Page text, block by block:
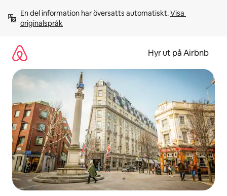
innehåll
En del information har översatts automatiskt. Visa
originalspråk
Hyr ut på Airbnb